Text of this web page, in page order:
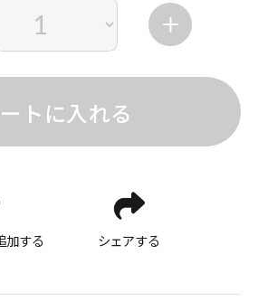
トに入れる
加する シェアする